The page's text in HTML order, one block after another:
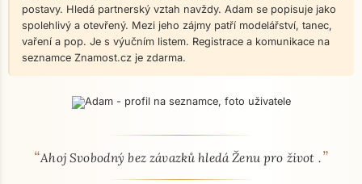
postavy. Hledá partnerský vztah navždy. Adam se popisuje jako
spolehlivý a otevřený. Mezi jeho zájmy patří modelářství, tanec,
vaření a pop. Je s výučním listem. Registrace a komunikace na
seznamce Znamost.cz je zdarma.
O mně - seznamka profil
“Ahoj Svobodný bez závazků hledá Ženu pro život .”